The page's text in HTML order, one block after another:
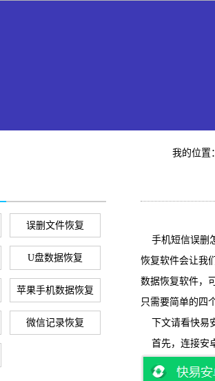
我的位置
误删文件恢复
U盘数据恢复
苹果手机数据恢复
微信记录恢复
手机短信误删
恢复软件会让我
数据恢复软件，
只需要简单的四
下文请看快易
首先，连接安